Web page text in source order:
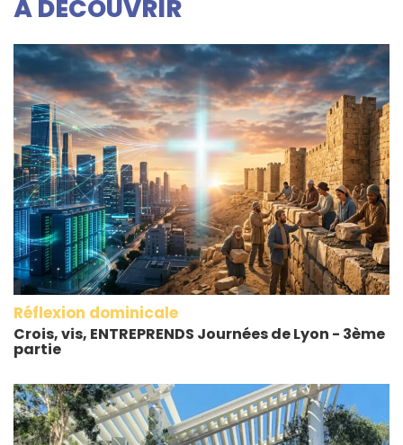
À DECOUVRIR
Réflexion dominicale
Crois, vis, ENTREPRENDS Journées de Lyon - 3ème
partie